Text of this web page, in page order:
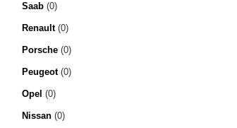
Saab(0)
Renault(0)
Porsche(0)
Peugeot(0)
Opel (0)
Nissan(0)